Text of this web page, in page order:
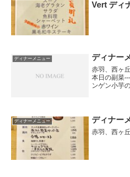
Vert ディ
ディナーメニュー ディナー
赤羽、西ヶ
本日の副菜
ンゲン小芋
ディナーメニュー ディナー
赤羽、西ヶ